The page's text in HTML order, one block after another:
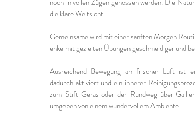
die klare Weitsicht.
Gemeinsame wird mit einer sanften Morgen
enke mit gezielten Übungen geschmeidiger und
Ausreichend Bewegung an frischer Luft ist
dadurch aktiviert und ein innerer
zum Stift Geras oder der Rundweg über
umgeben von einem wundervollem Ambiente.